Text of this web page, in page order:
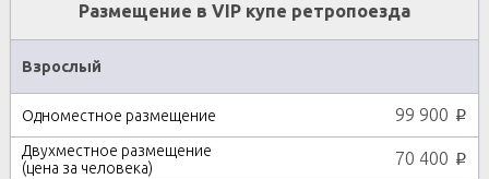
Размещение в VIP купе ретропоезда
Взрослый
99 900 p
70 400 p